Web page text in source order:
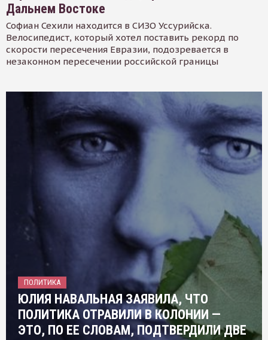
Дальнем Востоке
Софиан Сехили находится в СИЗО Уссурийска.
Велосипедист, который хотел поставить рекорд по
скорости пересечения Евразии, подозревается в
незаконном пересечении российской границы
ПОЛИТИКА
ЮЛИЯ НАВАЛЬНАЯ ЗАЯВИЛА, ЧТО
ПОЛИТИКА ОТРАВИЛИ В КОЛОНИИ —
ЭТО, ПО ЕЕ СЛОВАМ, ПОДТВЕРДИЛИ ДВЕ